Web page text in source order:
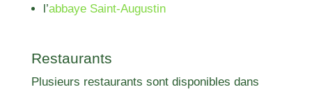
l’abbaye Saint-Augustin
Restaurants
Plusieurs restaurants sont disponibles dans